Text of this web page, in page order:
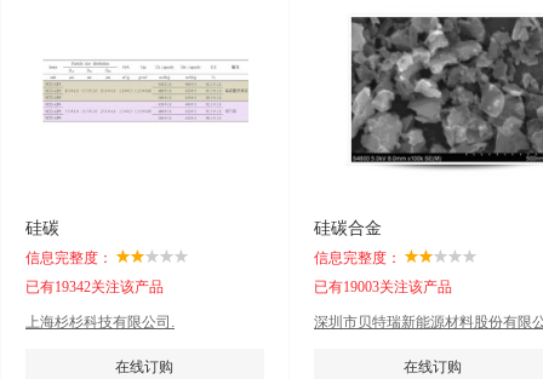
硅碳
信息完整度：
已有19342关注该产品
上海杉杉科技有限公司.
在线订购
硅碳合金
信息完整度：
已有19003关注该产品
深圳市贝特瑞新能源材料股份有限
在线订购